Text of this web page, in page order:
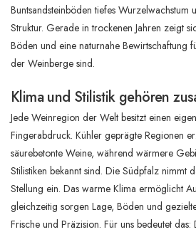
Buntsandsteinböden tiefes Wurzelwachstum
Struktur. Gerade in trockenen Jahren zeigt
Böden und eine naturnahe Bewirtschaftung
der Weinberge sind.
Klima und Stilistik gehören
Jede Weinregion der Welt besitzt einen
Fingerabdruck. Kühler geprägte Regionen
säurebetonte Weine, während wärmere
Stilistiken bekannt sind. Die Südpfalz nimmt
Stellung ein. Das warme Klima ermöglicht
gleichzeitig sorgen Lage, Böden und
Frische und Präzision. Für uns bedeutet